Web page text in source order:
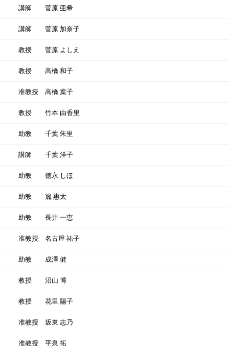
講師 菅原 亜希
講師 菅原 加奈子
教授 菅原 よしえ
教授 高橋 和子
准教授 高橋 葉子
教授 竹本 由香里
助教 千葉 朱里
講師 千葉 洋子
助教 徳永 しほ
助教 籭 惠太
助教 長井 一恵
准教授 名古屋 祐子
助教 成澤 健
教授 沼山 博
教授 花里 陽子
准教授 坂東 志乃
准教授 平泉 拓